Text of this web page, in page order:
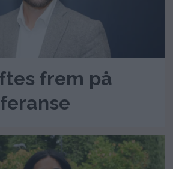
frem på